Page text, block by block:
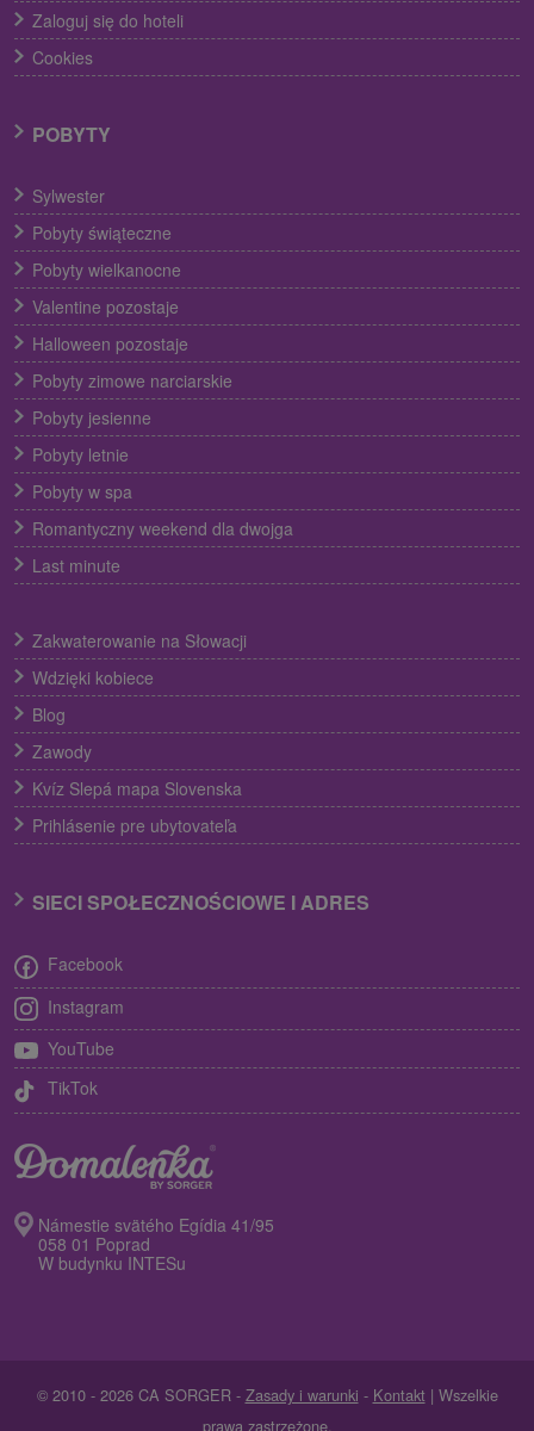
Zaloguj się do hoteli
Cookies
POBYTY
Sylwester
Pobyty świąteczne
Pobyty wielkanocne
Valentine pozostaje
Halloween pozostaje
Pobyty zimowe narciarskie
Pobyty jesienne
Pobyty letnie
Pobyty w spa
Romantyczny weekend dla dwojga
Last minute
Zakwaterowanie na Słowacji
Wdzięki kobiece
Blog
Zawody
Kvíz Slepá mapa Slovenska
Prihlásenie pre ubytovateľa
SIECI SPOŁECZNOŚCIOWE I ADRES
Facebook
Instagram
YouTube
TikTok
Námestie svätého Egídia 41/95
058 01 Poprad
W budynku INTESu
© 2010 - 2026 CA SORGER - Zasady i warunki - Kontakt | Wszelkie
prawa zastrzeżone.